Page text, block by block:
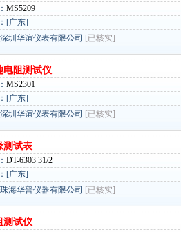
MS5209
[广东]
圳华谊仪表有限公司 [已核实]
电阻测试仪
MS2301
[广东]
圳华谊仪表有限公司 [已核实]
测试表
DT-6303 31/2
[广东]
海华普仪器有限公司 [已核实]
测试仪